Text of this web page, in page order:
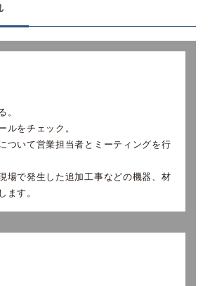
。
ルをチェック。
ついて営業担当者とミーティングを行
場で発生した追加工事などの機器、材
ます。